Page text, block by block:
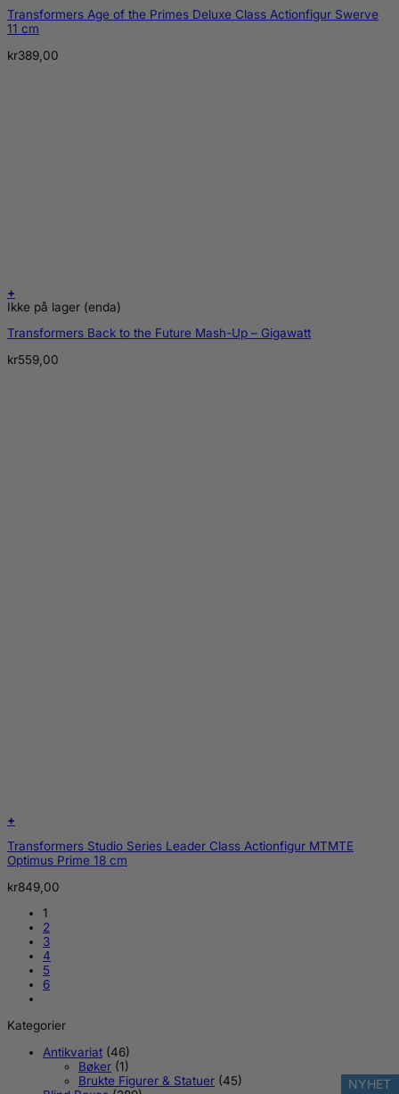
NYHET
NYHET
NYHET
NYHET
NYHET
NYHET
NYHET
Transformers Age of the Primes Deluxe Class Actionfigur Swerve
11 cm
kr389,00
+
Ikke på lager (enda)
Transformers Back to the Future Mash-Up – Gigawatt
kr559,00
+
Transformers Studio Series Leader Class Actionfigur MTMTE
Optimus Prime 18 cm
kr849,00
1
2
3
4
5
6
Kategorier
Antikvariat (46)
Bøker (1)
Brukte Figurer & Statuer (45)